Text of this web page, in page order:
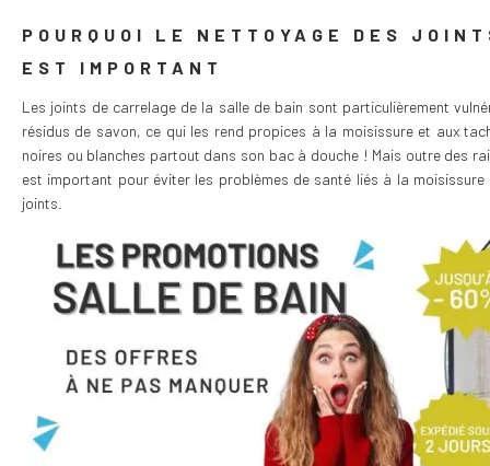
POURQUOI LE NETTOYAGE DES
EST IMPORTANT
Les joints de carrelage de la salle de bain sont particulièrement
résidus de savon, ce qui les rend propices à la moisissure et aux
noires ou blanches partout dans son bac à douche ! Mais outre des
est important pour éviter les problèmes de santé liés à la
joints.